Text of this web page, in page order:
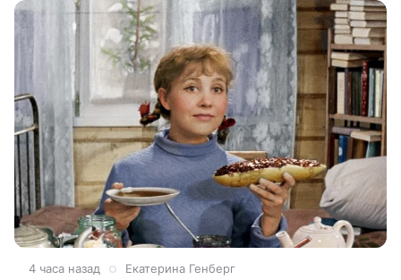
4 часа назад Екатерина Генберг